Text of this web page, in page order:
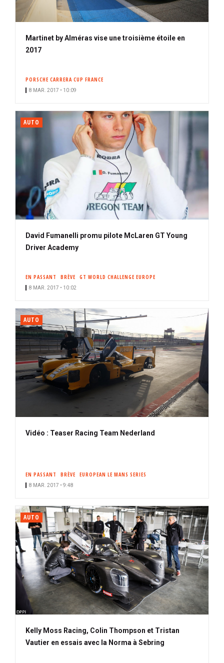
Martinet by Alméras vise une troisième étoile en
2017
PORSCHE CARRERA CUP FRANCE
8 MAR. 2017 • 10:09
AUTO
David Fumanelli promu pilote McLaren GT Young
Driver Academy
EN PASSANT BRÈVE GT WORLD CHALLENGE EUROPE
8 MAR. 2017 • 10:02
AUTO
Vidéo : Teaser Racing Team Nederland
EN PASSANT BRÈVE EUROPEAN LE MANS SERIES
8 MAR. 2017 • 9:48
AUTO
Kelly Moss Racing, Colin Thompson et Tristan
Vautier en essais avec la Norma à Sebring